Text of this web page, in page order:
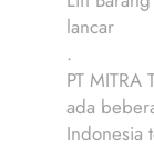
lancar
.
PT MITRA
ada
Indonesia